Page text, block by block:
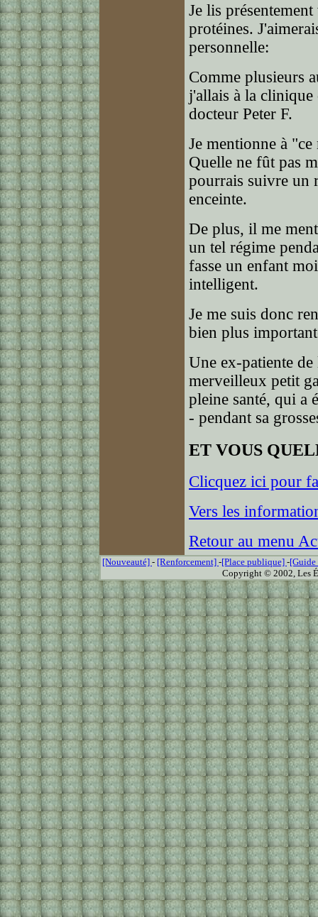
Je lis
protéines.
personnelle:
Comme plusieurs
j'allais à la
docteur Peter F.
Je mentionne à
Quelle ne fût pas
pourrais suivre un
enceinte.
De plus, il me
un tel régime
fasse un enfant
intelligent.
Je me suis donc
bien plus
Une ex-patiente
merveilleux petit
pleine santé, qui a
- pendant sa
ET VOUS
Clicquez ici pour
Vers les
Retour au menu
[Nouveauté] - [Renforcement] -[Place publique] -[Guide
Copyright © 2002, Les